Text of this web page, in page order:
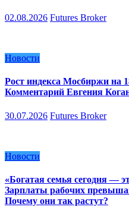
02.08.2026 Futures Broker
Новости
Рост индекса Мосбиржи на
Комментарий Евгения
30.07.2026 Futures Broker
Новости
«Богатая семья сегодня —
Зарплаты рабочих
Почему они так растут?